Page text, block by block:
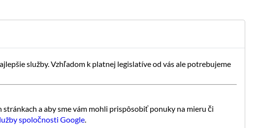
služby. Vzhľadom k platnej legislatíve od vás ale potrebujeme
stránkach a aby sme vám mohli prispôsobiť ponuky na mieru či
spoločnosti Google.